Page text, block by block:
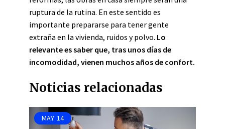
ruptura de la rutina. En este sentido es
importante prepararse para tener gente
extraña en la vivienda, ruidos y polvo. Lo
relevantees saber que, tras unos días de
incomodidad, vienen muchos años de confort.
Noticias relacionadas
MAY 14